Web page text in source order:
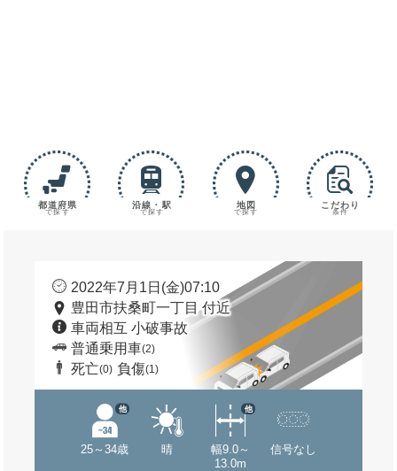
都道府県
で探す
沿線・駅
で探す
地図
で探す
こだわり
条件
2022年7月1日(金)07:10
豊田市扶桑町一丁目 付近
車両相互 小破事故
普通乗用車(2)
死亡(0) 負傷(1)
25～34歳
他
晴
幅9.0～
13.0m
他
信号なし